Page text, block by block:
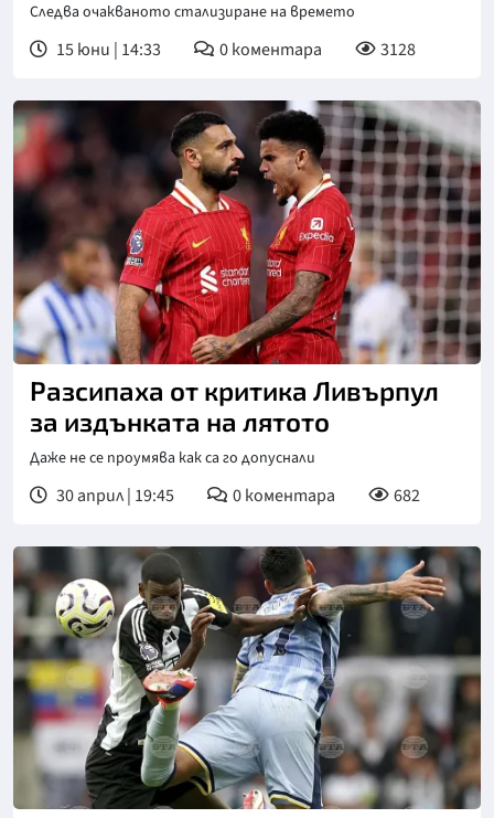
Следва очакваното стализиране на времето
15 юни | 14:33 0коментара 3128
Разсипаха от критика Ливърпул
за издънката на лятото
Даже не се проумява как са го допуснали
30 април | 19:45 0коментара 682